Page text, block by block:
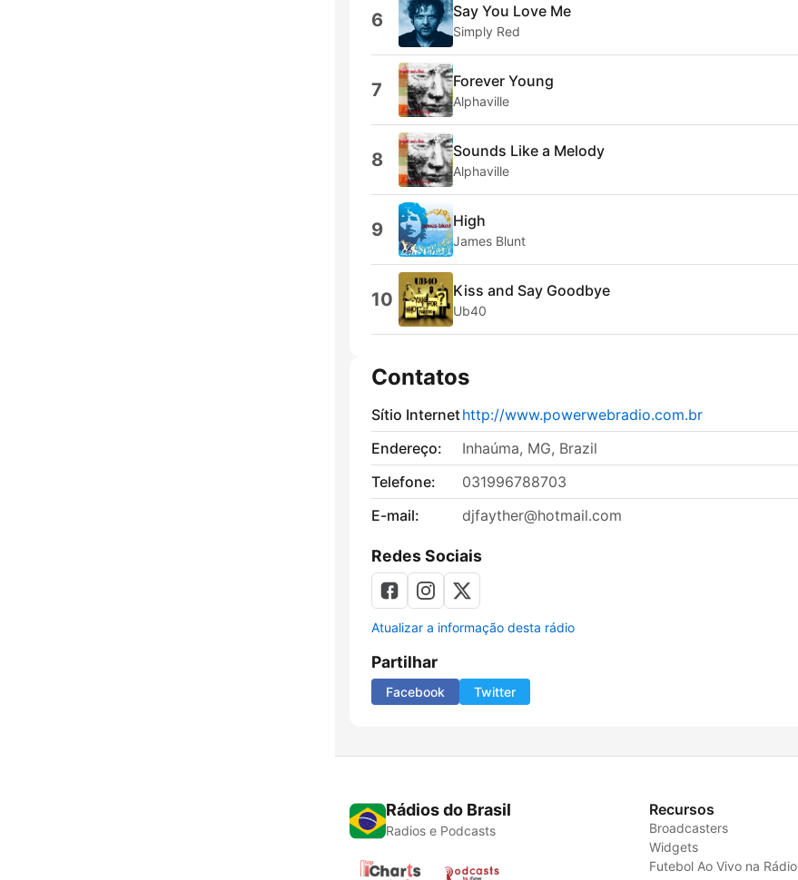
6 Say You Love Me
Simply Red
7 Forever Young
Alphaville
8 Sounds Like a Melody
Alphaville
9 High
James Blunt
10 Kiss and Say Goodbye
Ub40
Contatos
Sítio Internethttp://www.powerwebradio.com.br
Endereço:
Inhaúma, MG, Brazil
Telefone:
031996788703
E-mail:
djfayther@hotmail.com
Redes Sociais
Atualizar a informação desta rádio
Partilhar
Facebook Twitter
Rádios do Brasil
Radios e Podcasts
Recursos
Broadcasters
Widgets
Futebol Ao Vivo na Rádio